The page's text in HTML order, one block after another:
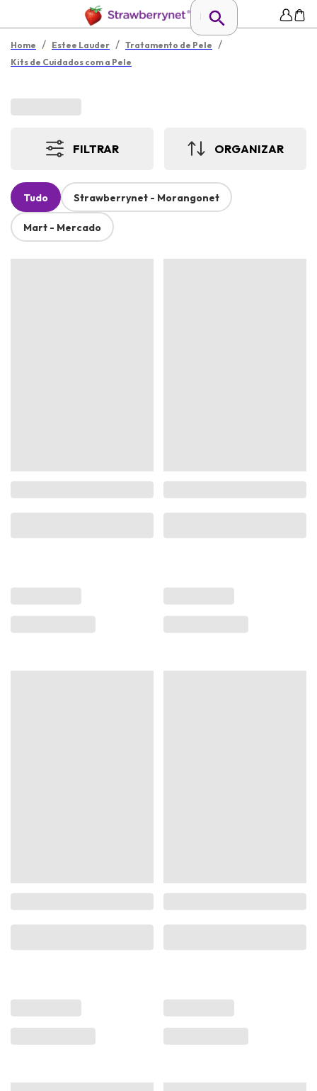
Home / Estee Lauder / Tratamento de Pele /
Kits de Cuidados com a Pele
FILTRAR ORGANIZAR
Tudo Strawberrynet - Morangonet
Mart - Mercado